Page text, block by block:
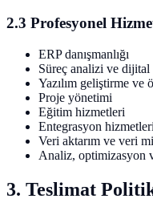
2.3 Profesyonel
ERP danışmanlığı
Süreç analizi ve dijital
Yazılım geliştirme ve
Proje yönetimi
Eğitim hizmetleri
Entegrasyon
Veri aktarım ve veri
Analiz, optimizasyon
3. Teslimat